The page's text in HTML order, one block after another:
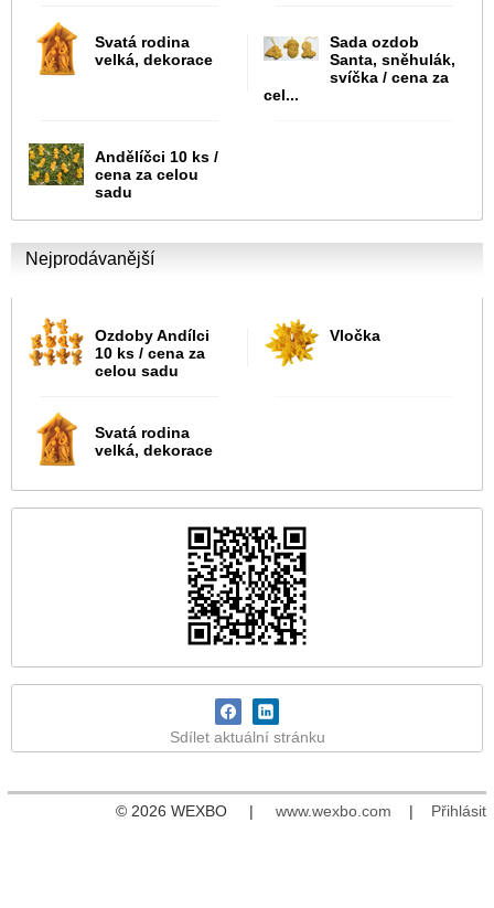
Svatá rodina
velká, dekorace
Sada ozdob
Santa, sněhulák,
svíčka / cena za
cel...
Andělíčci 10 ks /
cena za celou
sadu
Nejprodávanější
Ozdoby Andílci
10 ks / cena za
celou sadu
Vločka
Svatá rodina
velká, dekorace
Sdílet aktuální stránku
© 2026 WEXBO | www.wexbo.com | Přihlásit